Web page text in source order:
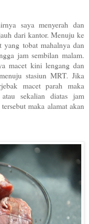
saya menyerah dan
dari kantor. Menuju ke
yang tobat mahalnya dan
jam sembilan malam.
macet kini lengang dan
stasiun MRT. Jika
macet parah maka
sekalian diatas jam
maka alamat akan